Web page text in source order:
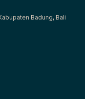
Badung, Bali